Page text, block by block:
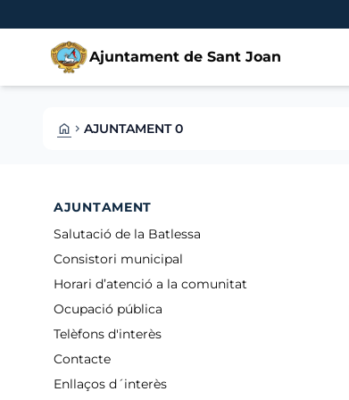
Ajuntament de Sant Joan
HOME CHEVRON_RIGHT AJUNTAMENT 0
AJUNTAMENT
Salutació de la Batlessa
Consistori municipal
Horari d’atenció a la comunitat
Ocupació pública
Telèfons d'interès
Contacte
Enllaços d´interès